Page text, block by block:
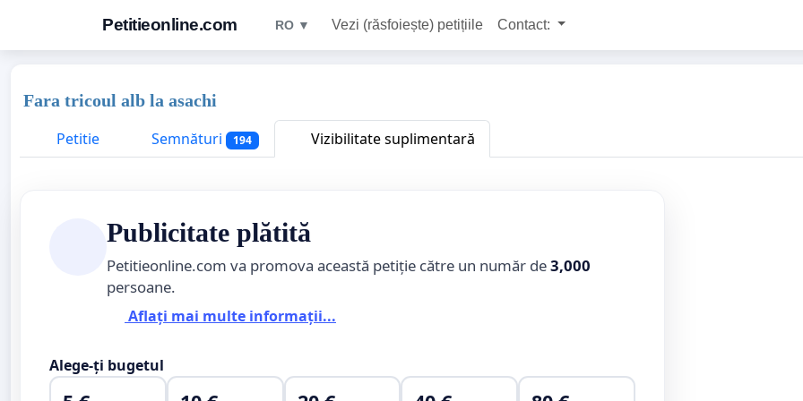
Petitieonline.com RO ▼ Vezi (răsfoiește) petițiile Contact:
Fara tricoul alb la asachi
Petitie
Semnături 194 Vizibilitate suplimentară
Publicitate plătită
Petitieonline.com va promova această petiție către un număr de3,000
persoane.
Aflați mai multe informații...
Alege-ți bugetul